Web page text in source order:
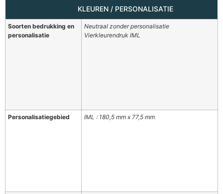
KLEUREN / PERSONALISATIE
Soorten bedrukking en
personalisatie
Neutraal zonder personalisatie
Vierkleurendruk IML
Personalisatiegebied IML : 180,5 mm x 77,5 mm